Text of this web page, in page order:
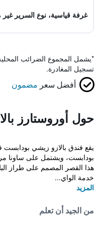
غرفة قياسية، نوع السرير
*يشمل المجموع الضرائب
تسجيل المغادرة.
أفضل سعر مضمون
حول أوروستارز
يقع فندق بالازو زيشي
بودابست، ويشتمل على ساونا
خدمة الواي...
المزيد
من الجيد أن تعلم